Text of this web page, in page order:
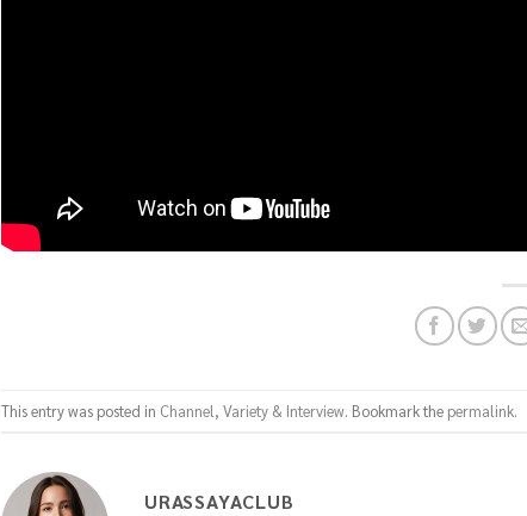
This entry was posted in Channel, Variety & Interview. Bookmark the permalink.
URASSAYACLUB